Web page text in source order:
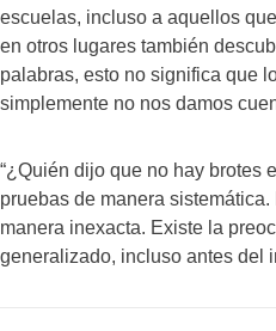
escuelas, incluso a aquellos
en otros lugares también
palabras, esto no significa que
simplemente no nos damos
“¿Quién dijo que no hay brotes
pruebas de manera
manera inexacta. Existe la
generalizado, incluso antes del